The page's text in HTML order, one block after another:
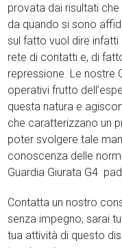
provata dai risultati
da quando si sono
sul fatto vuol dire infatti
rete di contatti e, di
repressione. Le nostre
operativi frutto
questa natura e
che caratterizzano un
poter svolgere tale
conoscenza delle
Guardia Giurata G4
Contatta un nostro
senza impegno, sarai
tua attività di questo